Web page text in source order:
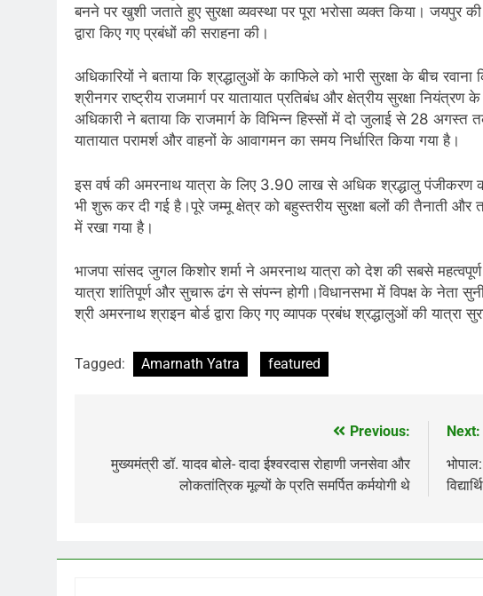
बनने पर खुशी जताते हुए सुरक्षा व्यवस्था पर पूरा भरोसा व्यक्त किया। जयपुर
द्वारा किए गए प्रबंधों की सराहना की।
अधिकारियों ने बताया कि श्रद्धालुओं के काफिले को भारी सुरक्षा के बीच
श्रीनगर राष्ट्रीय राजमार्ग पर यातायात प्रतिबंध और क्षेत्रीय सुरक्षा
अधिकारी ने बताया कि राजमार्ग के विभिन्न हिस्सों में दो जुलाई से 28 अगस्त
यातायात परामर्श और वाहनों के आवागमन का समय निर्धारित किया गया है।
इस वर्ष की अमरनाथ यात्रा के लिए 3.90 लाख से अधिक श्रद्धालु
भी शुरू कर दी गई है।पूरे जम्मू क्षेत्र को बहुस्तरीय सुरक्षा बलों की तैनाती और
में रखा गया है।
भाजपा सांसद जुगल किशोर शर्मा ने अमरनाथ यात्रा को देश की सबसे
यात्रा शांतिपूर्ण और सुचारू ढंग से संपन्न होगी।विधानसभा में विपक्ष के नेता
श्री अमरनाथ श्राइन बोर्ड द्वारा किए गए व्यापक प्रबंध श्रद्धालुओं की यात्रा
Tagged: Amarnath Yatra featured
navigation
Previous:
मुख्यमंत्री डॉ. यादव बोले- दादा ईश्वरदास रोहाणी जनसेवा और
लोकतांत्रिक मूल्यों के प्रति समर्पित कर्मयोगी थे
Next: